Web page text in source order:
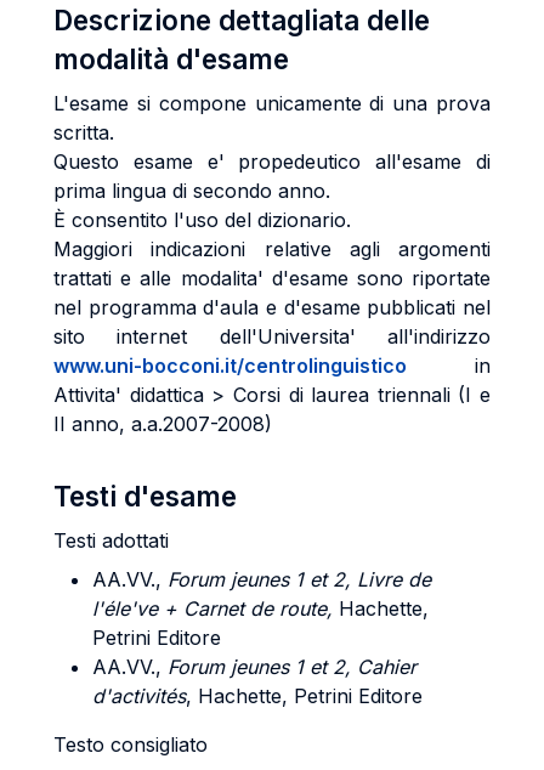
Descrizione dettagliata delle
modalità d'esame
L'esame si compone unicamente di una prova
scritta.
Questo esame e' propedeutico all'esame di
prima lingua di secondo anno.
È consentito l'uso del dizionario.
Maggiori indicazioni relative agli argomenti
trattati e alle modalita' d'esame sono riportate
nel programma d'aula e d'esame pubblicati nel
sito internet dell'Universita' all'indirizzo
www.uni-bocconi.it/centrolinguistico in
Attivita' didattica > Corsi di laurea triennali (I e
II anno, a.a.2007-2008)
Testi d'esame
Testi adottati
AA.VV., Forum jeunes 1 et 2, Livre de
l'éle've + Carnet de route, Hachette,
Petrini Editore
AA.VV., Forum jeunes 1 et 2, Cahier
d'activités, Hachette, Petrini Editore
Testo consigliato